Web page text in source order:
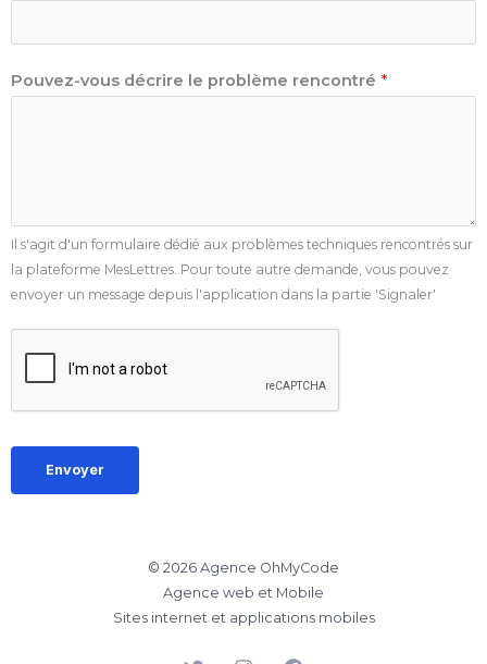
Pouvez-vous décrire le problème rencontré *
Il s'agit d'un formulaire dédié aux problèmes techniques rencontrés sur
la plateforme MesLettres. Pour toute autre demande, vous pouvez
envoyer un message depuis l'application dans la partie 'Signaler'
Envoyer
© 2026 Agence OhMyCode
Agence web et Mobile
Sites internet et applications mobiles